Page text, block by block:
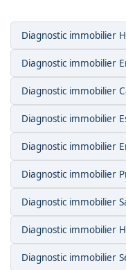
Diagnostic immobilier
Diagnostic immobilier
Diagnostic immobilier
Diagnostic immobilier
Diagnostic immobilier
Diagnostic immobilier
Diagnostic immobilier
Diagnostic immobilier
Diagnostic immobilier